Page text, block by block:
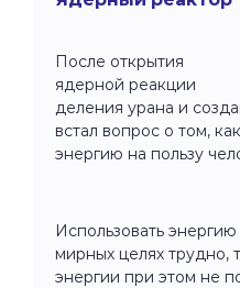
После открытия
ядерной реакции
деления урана и
встал вопрос о том,
энергию на пользу
Использовать
мирных целях трудно,
энергии при этом не